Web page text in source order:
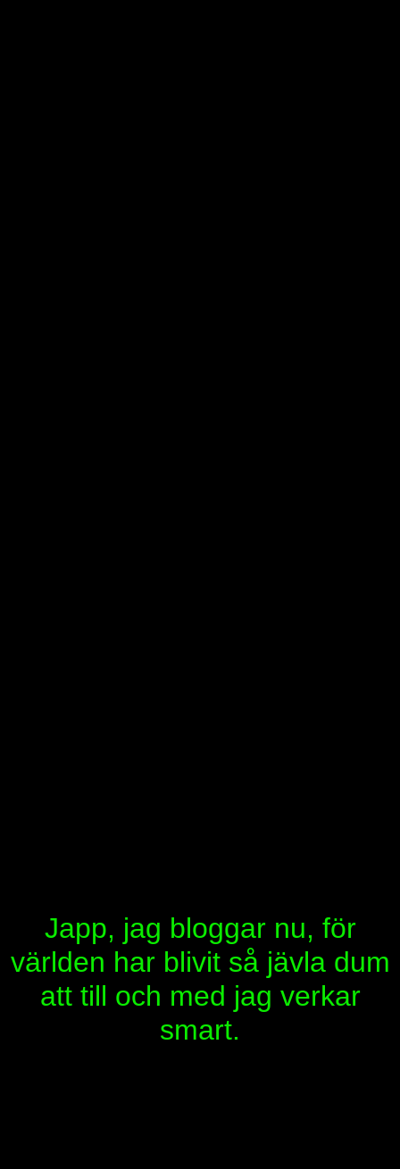
Japp, jag bloggar nu, för
världen har blivit så jävla dum
att till och med jag verkar
smart.